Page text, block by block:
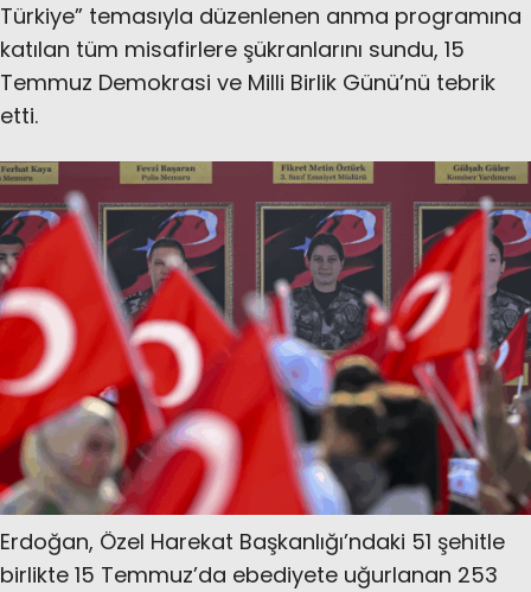
Türkiye” temasıyla düzenlenen anma programına
katılan tüm misafirlere şükranlarını sundu, 15
Temmuz Demokrasi ve Milli Birlik Günü’nü tebrik
etti.
Erdoğan, Özel Harekat Başkanlığı’ndaki 51 şehitle
birlikte 15 Temmuz’da ebediyete uğurlanan 253